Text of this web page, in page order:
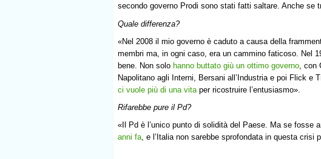
secondo governo Prodi sono stati fatti saltare. Anche se
Quale differenza?
«Nel 2008 il mio governo è caduto a causa della
membri ma, in ogni caso, era un cammino faticoso. Nel
bene. Non solo hanno buttato giù un ottimo governo ,
Napolitano agli Interni, Bersani all’Industria e poi Flick e
ci vuole più di una vita per ricostruire l’entusiasmo».
Rifarebbe pure il Pd?
«Il Pd è l’unico punto di solidità del Paese. Ma se fosse
anni fa , e l’Italia non sarebbe sprofondata in questa crisi